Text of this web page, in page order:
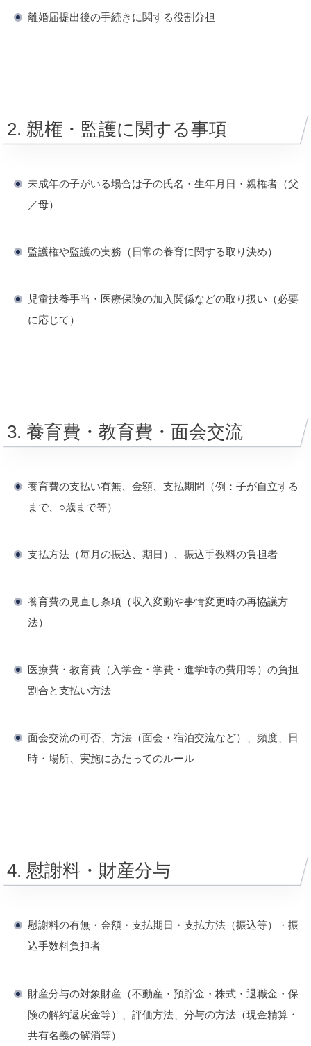
離婚届提出後の手続きに関する役割分担
2. 親権・監護に関する事項
未成年の子がいる場合は子の氏名・生年月日・親権者（父
／母）
監護権や監護の実務（日常の養育に関する取り決め）
児童扶養手当・医療保険の加入関係などの取り扱い（必要
に応じて）
3. 養育費・教育費・面会交流
養育費の支払い有無、金額、支払期間（例：子が自立する
まで、○歳まで等）
支払方法（毎月の振込、期日）、振込手数料の負担者
養育費の見直し条項（収入変動や事情変更時の再協議方
法）
医療費・教育費（入学金・学費・進学時の費用等）の負担
割合と支払い方法
面会交流の可否、方法（面会・宿泊交流など）、頻度、日
時・場所、実施にあたってのルール
4. 慰謝料・財産分与
慰謝料の有無・金額・支払期日・支払方法（振込等）・振
込手数料負担者
財産分与の対象財産（不動産・預貯金・株式・退職金・保
険の解約返戻金等）、評価方法、分与の方法（現金精算・
共有名義の解消等）